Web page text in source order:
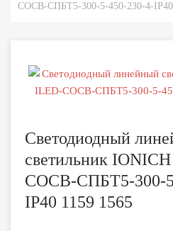
COCB-СПБТ5-300-5-450-230-4-
Светодиодный
светильник
COCB-СПБТ5-300-
IP40 1159 1565